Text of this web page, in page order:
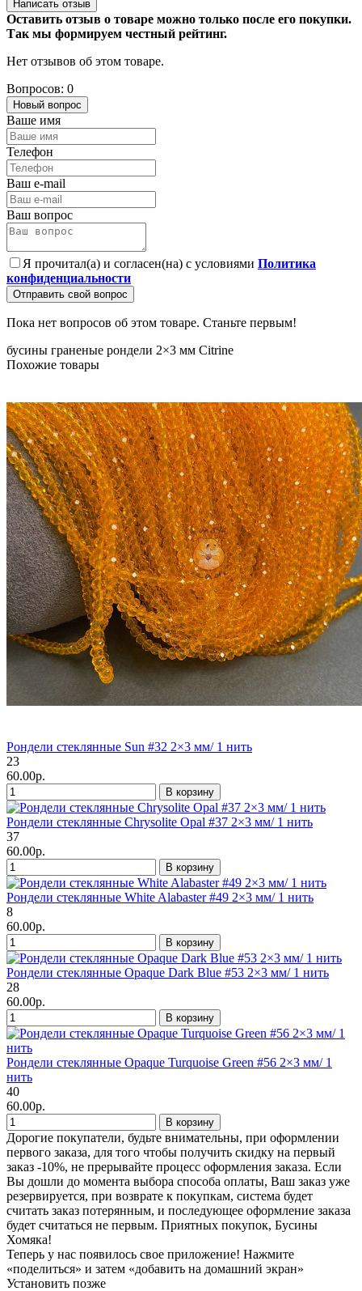
Написать отзыв
Оставить отзыв о товаре можно только после его покупки.
Так мы формируем честный рейтинг.
Нет отзывов об этом товаре.
Вопросов: 0
Новый вопрос
Ваше имя
Телефон
Ваш e-mail
Ваш вопрос
Я прочитал(а) и согласен(на) с условиями Политика
конфиденциальности
Отправить свой вопрос
Пока нет вопросов об этом товаре. Станьте первым!
бусины граненые рондели 2×3 мм Citrine
Похожие товары
Рондели стеклянные Sun #32 2×3 мм/ 1 нить
23
60.00р.
В корзину
Рондели стеклянные Chrysolite Opal #37 2×3 мм/ 1 нить
37
60.00р.
В корзину
Рондели стеклянные White Alabaster #49 2×3 мм/ 1 нить
8
60.00р.
В корзину
Рондели стеклянные Opaque Dark Blue #53 2×3 мм/ 1 нить
28
60.00р.
В корзину
Рондели стеклянные Opaque Turquoise Green #56 2×3 мм/ 1
нить
40
60.00р.
В корзину
Дорогие покупатели, будьте внимательны, при оформлении
первого заказа, для того чтобы получить скидку на первый
заказ -10%, не прерывайте процесс оформления заказа. Если
Вы дошли до момента выбора способа оплаты, Ваш заказ уже
резервируется, при возврате к покупкам, система будет
считать заказ потерянным, и последующее оформление заказа
будет считаться не первым. Приятных покупок, Бусины
Хомяка!
Теперь у нас появилось свое приложение! Нажмите
«поделиться» и затем «добавить на домашний экран»
Установить позже